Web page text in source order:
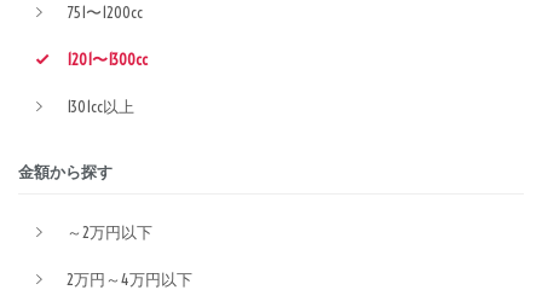
751〜1200cc
1201〜1300cc
1301cc以上
金額から探す
～2万円以下
2万円～4万円以下